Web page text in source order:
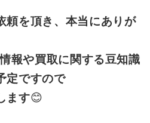
頼を頂き、本当にありが
報や買取に関する豆知識
定ですので
ます😊